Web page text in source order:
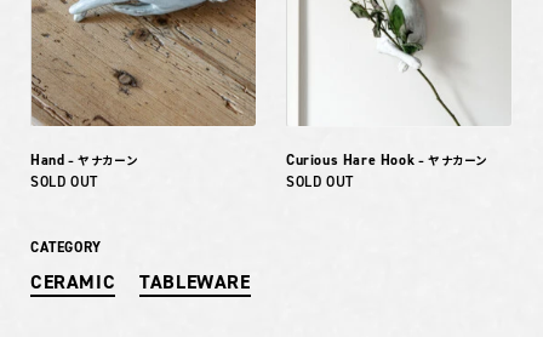
Hand – ヤナカーン
SOLD OUT
Curious Hare Hook – ヤナカーン
SOLD OUT
CATEGORY
CERAMIC TABLEWARE